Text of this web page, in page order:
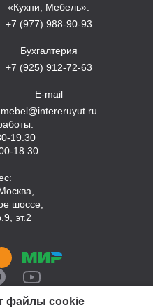
файлы cookie
«Кухни, Мебель»:
+7 (977) 988-90-93
Бухгалтерия
+7 (925) 912-72-63
E-mail
mebel@intereruyut.ru
19.30
18.30
шоссе,
эт.2